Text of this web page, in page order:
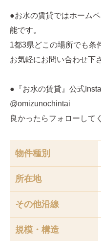
●お水の賃貸ではホーム
能です。
1都3県どこの場所でも条
お気軽にお問い合わせ下
●『お水の賃貸』公式
@omizunochintai
良かったらフォローして
物件種別
所在地
その他沿線
規模・構造